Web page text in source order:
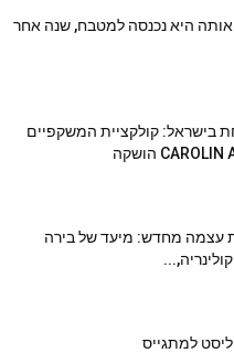
היא נכנסה למטבח, שנה אחר
בישראל: קולקציית המשקפיים
עצמה מחדש: מיעד של בירה
למתגייס